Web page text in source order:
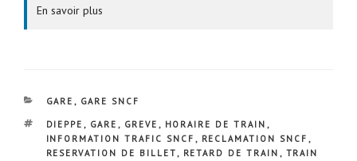
En savoir plus
CATÉGORIES
GARE , GARE SNCF
ÉTIQUETTES
DIEPPE , GARE , GREVE , HORAIRE DE TRAIN ,
INFORMATION TRAFIC SNCF , RECLAMATION SNCF ,
RESERVATION DE BILLET, RETARD DE TRAIN , TRAIN